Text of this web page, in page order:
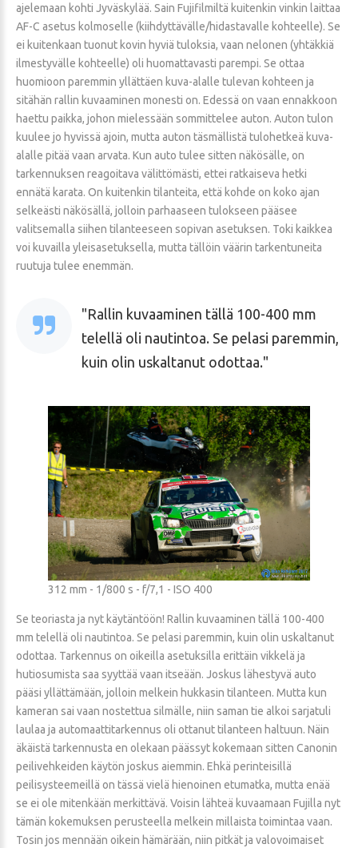
ajelemaan kohti Jyväskylää. Sain Fujifilmiltä kuitenkin vinkin laittaa
AF-C asetus kolmoselle (kiihdyttävälle/hidastavalle kohteelle). Se
ei kuitenkaan tuonut kovin hyviä tuloksia, vaan nelonen (yhtäkkiä
ilmestyvälle kohteelle) oli huomattavasti parempi. Se ottaa
huomioon paremmin yllättäen kuva-alalle tulevan kohteen ja
sitähän rallin kuvaaminen monesti on. Edessä on vaan ennakkoon
haettu paikka, johon mielessään sommittelee auton. Auton tulon
kuulee jo hyvissä ajoin, mutta auton täsmällistä tulohetkeä kuva-
alalle pitää vaan arvata. Kun auto tulee sitten näkösälle, on
tarkennuksen reagoitava välittömästi, ettei ratkaiseva hetki
ennätä karata. On kuitenkin tilanteita, että kohde on koko ajan
selkeästi näkösällä, jolloin parhaaseen tulokseen pääsee
valitsemalla siihen tilanteeseen sopivan asetuksen. Toki kaikkea
voi kuvailla yleisasetuksella, mutta tällöin väärin tarkentuneita
ruutuja tulee enemmän.
Rallin kuvaaminen tällä 100-400 mm
telellä oli nautintoa. Se pelasi paremmin,
kuin olin uskaltanut odottaa.
312 mm - 1/800 s - f/7,1 - ISO 400
Se teoriasta ja nyt käytäntöön! Rallin kuvaaminen tällä 100-400
mm telellä oli nautintoa. Se pelasi paremmin, kuin olin uskaltanut
odottaa. Tarkennus on oikeilla asetuksilla erittäin vikkelä ja
hutiosumista saa syyttää vaan itseään. Joskus lähestyvä auto
pääsi yllättämään, jolloin melkein hukkasin tilanteen. Mutta kun
kameran sai vaan nostettua silmälle, niin saman tie alkoi sarjatuli
laulaa ja automaattitarkennus oli ottanut tilanteen haltuun. Näin
äkäistä tarkennusta en olekaan päässyt kokemaan sitten Canonin
peilivehkeiden käytön joskus aiemmin. Ehkä perinteisillä
peilisysteemeillä on tässä vielä hienoinen etumatka, mutta enää
se ei ole mitenkään merkittävä. Voisin lähteä kuvaamaan Fujilla nyt
tämän kokemuksen perusteella melkein millaista toimintaa vaan.
Tosin jos mennään oikein hämärään, niin pitkät ja valovoimaiset